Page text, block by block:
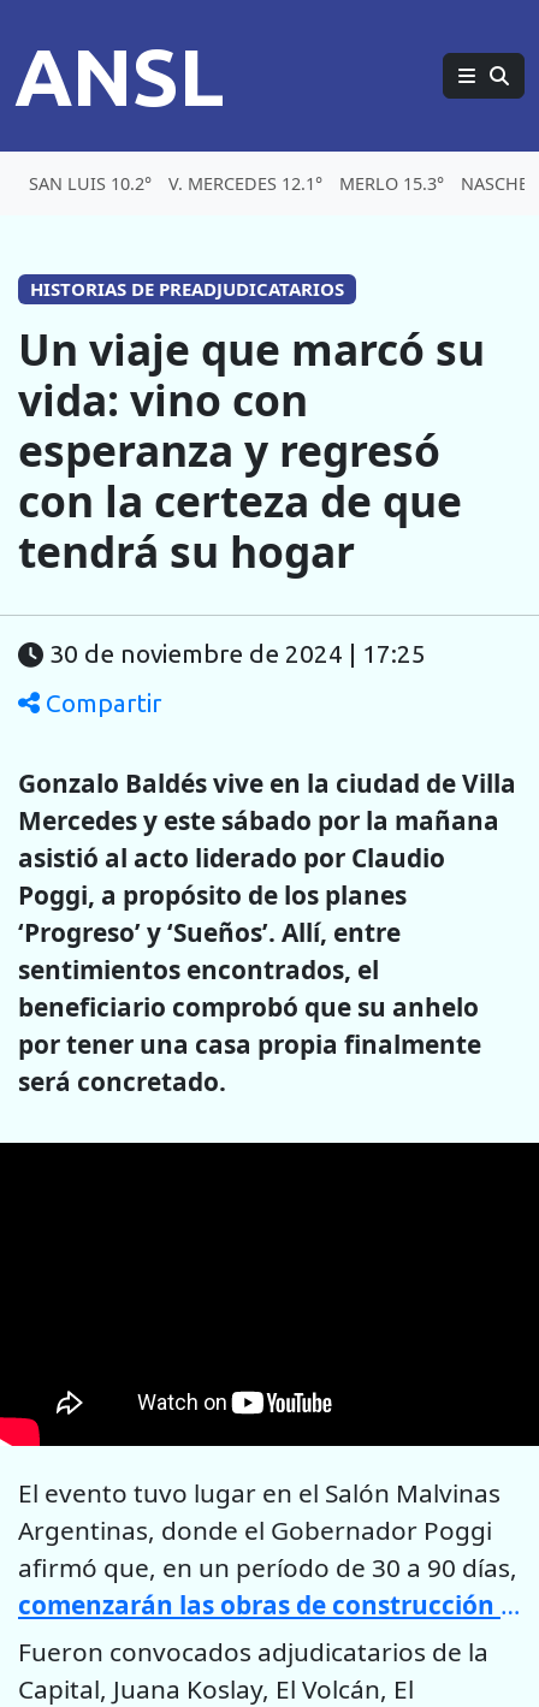
ANSL
SAN LUIS 10.2° V. MERCEDES 12.1° MERLO 15.3°
HISTORIAS DE PREADJUDICATARIOS
Un viaje que marcó su
vida: vino con
esperanza y regresó
con la certeza de que
tendrá su hogar
30 de noviembre de 2024 | 17:25
Compartir
Gonzalo Baldés vive en la ciudad de Villa
Mercedes y este sábado por la mañana
asistió al acto liderado por Claudio
Poggi, a propósito de los planes
‘Progreso’ y ‘Sueños’. Allí, entre
sentimientos encontrados, el
beneficiario comprobó que su anhelo
por tener una casa propia finalmente
será concretado.
El evento tuvo lugar en el Salón Malvinas
Argentinas, donde el Gobernador Poggi
afirmó que, en un período de 30 a 90 días,
comenzarán las obras de construcción de más viviendas para aquellos inscriptos de 2011 que estaban en una condición particular.
Fueron convocados adjudicatarios de la
Capital, Juana Koslay, El Volcán, El